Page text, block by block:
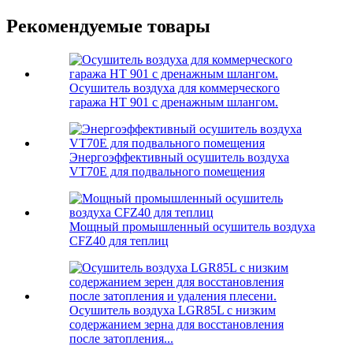
Рекомендуемые товары
Осушитель воздуха для коммерческого
гаража HT 901 с дренажным шлангом.
Энергоэффективный осушитель воздуха
VT70E для подвального помещения
Мощный промышленный осушитель воздуха
CFZ40 для теплиц
Осушитель воздуха LGR85L с низким
содержанием зерна для восстановления
после затопления...